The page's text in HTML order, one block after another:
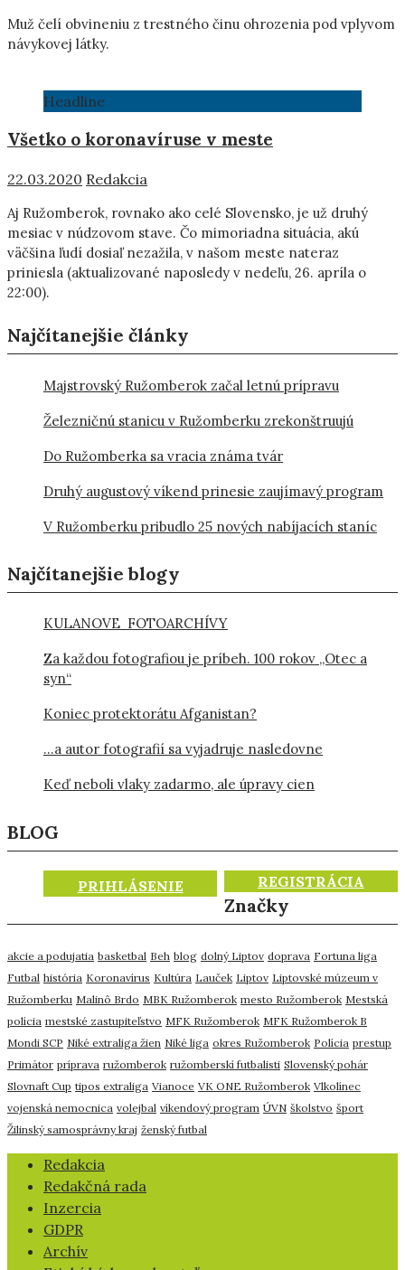
Muž čelí obvineniu z trestného činu ohrozenia pod vplyvom
návykovej látky.
Headline
Všetko o koronavíruse v meste
22.03.2020 Redakcia
Aj Ružomberok, rovnako ako celé Slovensko, je už druhý
mesiac v núdzovom stave. Čo mimoriadna situácia, akú
väčšina ľudí dosiaľ nezažila, v našom meste nateraz
priniesla (aktualizované naposledy v nedeľu, 26. apríla o
22:00).
Najčítanejšie články
Majstrovský Ružomberok začal letnú prípravu
Železničnú stanicu v Ružomberku zrekonštruujú
Do Ružomberka sa vracia známa tvár
Druhý augustový víkend prinesie zaujímavý program
V Ružomberku pribudlo 25 nových nabíjacích staníc
Najčítanejšie blogy
KULANOVE FOTOARCHÍVY
Za každou fotografiou je príbeh. 100 rokov „Otec a
syn“
Koniec protektorátu Afganistan?
…a autor fotografií sa vyjadruje nasledovne
Keď neboli vlaky zadarmo, ale úpravy cien
BLOG
PRIHLÁSENIE REGISTRÁCIA
Značky
akcie a podujatia basketbal Beh blog dolný Liptov doprava Fortuna liga
Futbal história Koronavírus Kultúra Lauček Liptov Liptovské múzeum v
Ružomberku Malinô Brdo MBK Ružomberok mesto Ružomberok Mestská
polícia mestské zastupiteľstvo MFK Ružomberok MFK Ružomberok B
Mondi SCP Niké extraliga žien Niké liga okres Ružomberok Polícia prestup
Primátor príprava ružomberok ružomberskí futbalisti Slovenský pohár
Slovnaft Cup tipos extraliga Vianoce VK ONE Ružomberok Vlkolínec
vojenská nemocnica volejbal víkendový program ÚVN školstvo šport
Žilinský samosprávny kraj ženský futbal
​Redakcia
Redakčná rada
Inzercia
GDPR
Archív